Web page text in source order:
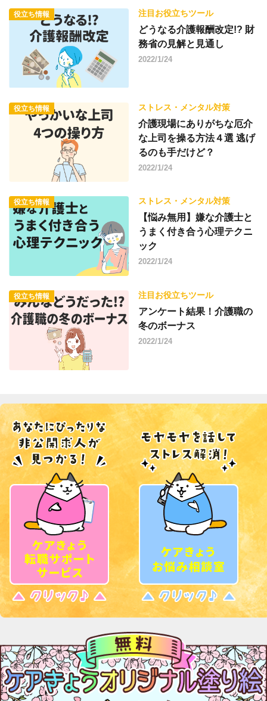
役立ち情報 注目お役立ちツール
どうなる介護報酬改定!? 財
務省の見解と見通し
2022/1/24
役立ち情報 ストレス・メンタル対策
介護現場にありがちな厄介
な上司を操る方法４選 逃げ
るのも手だけど？
2022/1/24
役立ち情報 ストレス・メンタル対策
【悩み無用】嫌な介護士と
うまく付き合う心理テクニ
ック
2022/1/24
役立ち情報 注目お役立ちツール
アンケート結果！介護職の
冬のボーナス
2022/1/24